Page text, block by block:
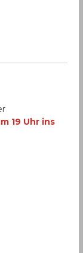
19 Uhr ins